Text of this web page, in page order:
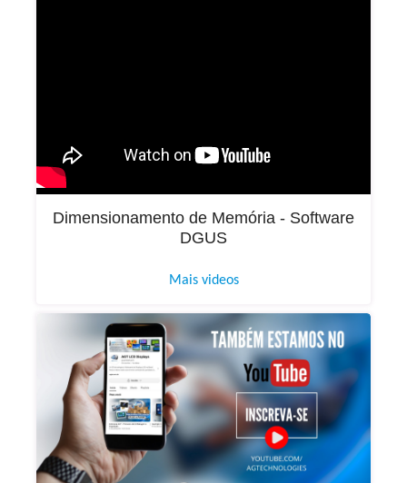
Dimensionamento de Memória - Software
DGUS
Mais videos